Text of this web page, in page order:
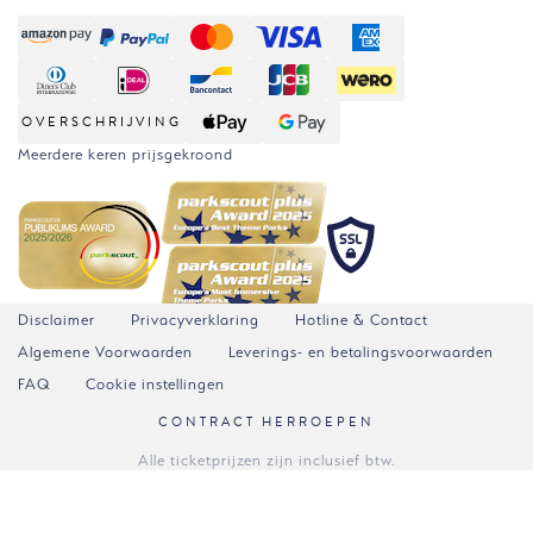
OVERSCHRIJVING
Meerdere keren prijsgekroond
Disclaimer Privacyverklaring
Hotline & Contact
Algemene Voorwaarden
Leverings- en betalingsvoorwaarden
FAQ
Cookie instellingen
CONTRACT HERROEPEN
Alle ticketprijzen zijn inclusief btw.